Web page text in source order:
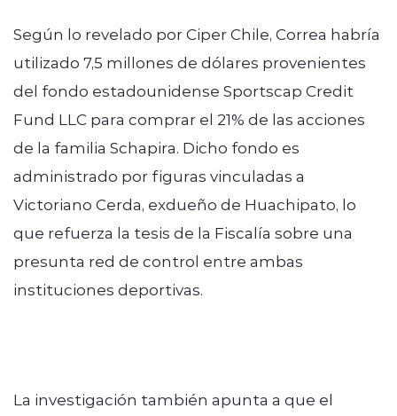
Según lo revelado por Ciper Chile, Correa habría
utilizado 7,5 millones de dólares provenientes
del fondo estadounidense Sportscap Credit
Fund LLC para comprar el 21% de las acciones
de la familia Schapira. Dicho fondo es
administrado por figuras vinculadas a
Victoriano Cerda, exdueño de Huachipato, lo
que refuerza la tesis de la Fiscalía sobre una
presunta red de control entre ambas
instituciones deportivas.
La investigación también apunta a que el